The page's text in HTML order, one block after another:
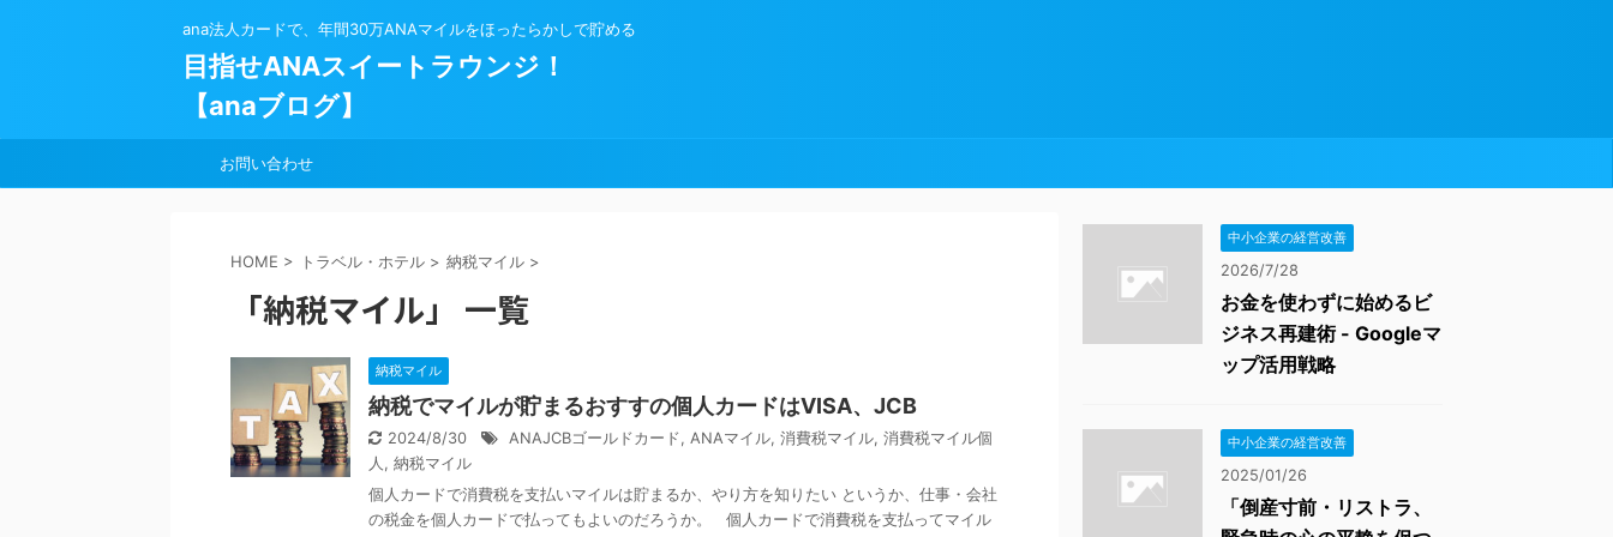
ana法人カードで、年間30万ANAマイルをほったらかしで貯める
目指せANAスイートラウンジ！
【anaブログ】
お問い合わせ
HOME > トラベル・ホテル > 納税マイル >
「納税マイル」 一覧
納税マイル
納税でマイルが貯まるおすすの個人カードはVISA、JCB
2024/8/30 ANAJCBゴールドカード, ANAマイル, 消費税マイル, 消費税マイル個
人 , 納税マイル
個人カードで消費税を支払いマイルは貯まるか、やり方を知りたい というか、仕事・会社
の税金を個人カードで払ってもよいのだろうか。 個人カードで消費税を支払ってマイル
中小企業の経営改善
2026/7/28
お金を使わずに始めるビ
ジネス再建術 - Googleマ
ップ活用戦略
中小企業の経営改善
2025/01/26
「倒産寸前・リストラ、